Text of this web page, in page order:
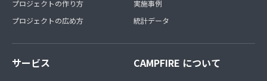
プロジェクトの作り方
プロジェクトの広め方
実施事例
統計データ
サービス CAMPFIRE について